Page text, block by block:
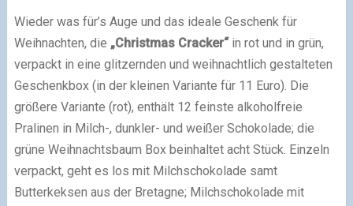
Wieder was für’s Auge und das ideale Geschenk für
Weihnachten, die „Christmas Cracker“in rot und in grün,
verpackt in eine glitzernden und weihnachtlich gestalteten
Geschenkbox (in der kleinen Variante für 11 Euro). Die
größere Variante (rot), enthält 12 feinste alkoholfreie
Pralinen in Milch-, dunkler- und weißer Schokolade; die
grüne Weihnachtsbaum Box beinhaltet acht Stück. Einzeln
verpackt, geht es los mit Milchschokolade samt
Butterkeksen aus der Bretagne; Milchschokolade mit